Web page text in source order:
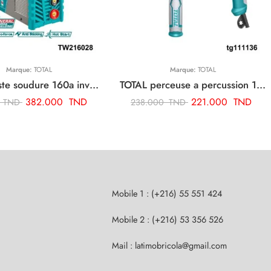
Marque: TOTAL
TOTAL poste soudure 160a inverter TW216028
TND 382.000 TND
Marque: TOTAL
TOTAL perceuse a percussion 13mm-1010w TG111136
238.000TND 221.000 TND
Mobile 1 : (+216) 55 551 424
Mobile 2 : (+216) 53 356 526
Mail : latimobricola@gmail.com